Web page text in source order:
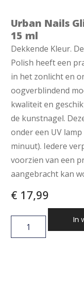
Urban Nails
15 ml
Dekkende Kleur.
Polish heeft een
in het zonlicht en
oogverblindend
kwaliteit en
de kunstnagel.
onder een UV
minuut). Iedere
voorzien van een
aangebracht kan
€ 17,99
In